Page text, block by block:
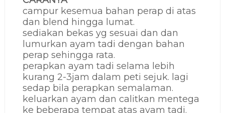
campur kesemua bahan perap di atas
dan blend hingga lumat.
sediakan bekas yg sesuai dan dan
lumurkan ayam tadi dengan bahan
perap sehingga rata.
perapkan ayam tadi selama lebih
kurang 2-3jam dalam peti sejuk. lagi
sedap bila perapkan semalaman.
keluarkan ayam dan calitkan mentega
ke beberapa tempat atas ayam tadi.